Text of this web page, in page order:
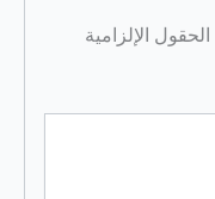
الحقول الإلزامية